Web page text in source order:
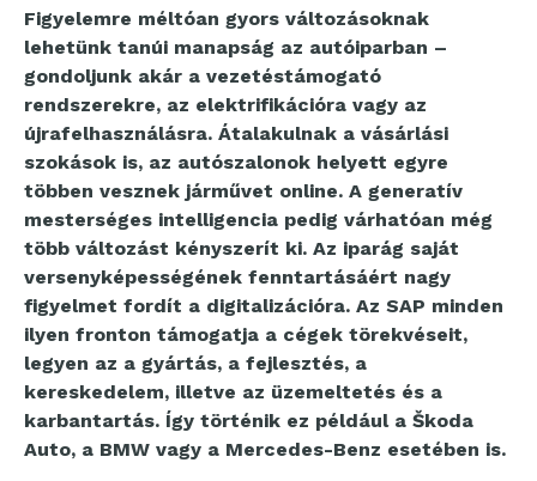
Figyelemre méltóan gyors változásoknak
lehetünk tanúi manapság az autóiparban –
gondoljunk akár a vezetéstámogató
rendszerekre, az elektrifikációra vagy az
újrafelhasználásra. Átalakulnak a vásárlási
szokások is, az autószalonok helyett egyre
többen vesznek járművet online. A generatív
mesterséges intelligencia pedig várhatóan még
több változást kényszerít ki. Az iparág saját
versenyképességének fenntartásáért nagy
figyelmet fordít a digitalizációra. Az SAP minden
ilyen fronton támogatja a cégek törekvéseit,
legyen az a gyártás, a fejlesztés, a
kereskedelem, illetve az üzemeltetés és a
karbantartás. Így történik ez például a Škoda
Auto, a BMW vagy a Mercedes-Benz esetében is.